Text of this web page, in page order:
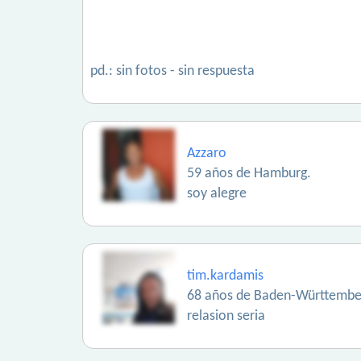
pd.: sin fotos - sin respuesta
Azzaro
59 años de Hamburg.
soy alegre
tim.kardamis
68 años de Baden-
relasion seria